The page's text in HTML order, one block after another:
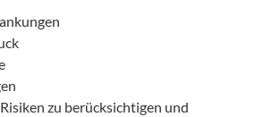
zu berücksichtigen und